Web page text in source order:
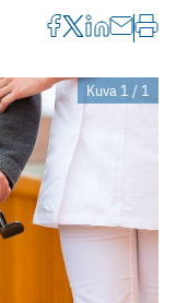
Kuva 1 / 1